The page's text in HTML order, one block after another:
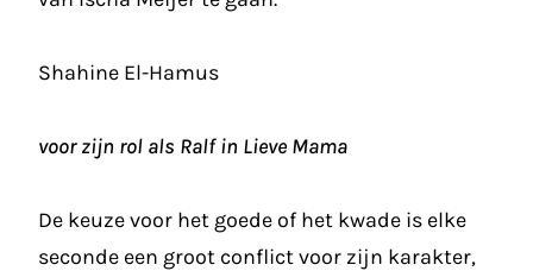
Shahine El-Hamus
voor zijn rol als Ralf in Lieve Mama
De keuze voor het goede of het kwade is elke
seconde een groot conflict voor zijn karakter,